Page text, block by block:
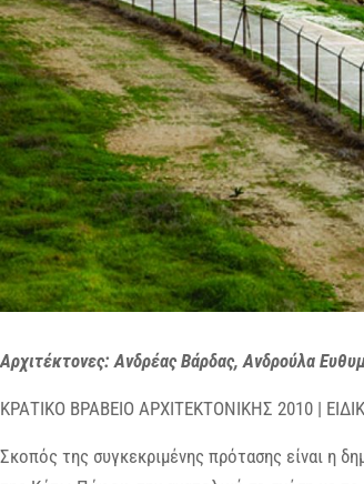
Αρχιτέκτονες: Ανδρέας Βάρδας, Ανδρούλα
ΚΡΑΤΙΚΟ ΒΡΑΒΕΙΟ ΑΡΧΙΤΕΚΤΟΝΙΚΗΣ 2010 |
Σκοπός της συγκεκριμένης πρότασης είναι η